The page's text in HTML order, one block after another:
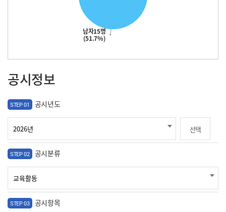
남자15명
(51.7%)
공시정보
STEP 01 공시년도
선택
STEP 02 공시분류
STEP 03 공시항목